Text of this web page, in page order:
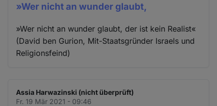
»Wer nicht an wunder glaubt,
»Wer nicht an wunder glaubt, der ist kein Realist«
(David ben Gurion, Mit-Staatsgründer Israels und
Religionsfeind)
Assia Harwazinski (nicht überprüft)
Fr. 19 Mär 2021 - 09:46